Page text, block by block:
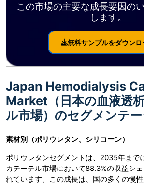
この市場の主要な成長要因の
します。
無料サンプルをダウンロ
Japan Hemodialysis
Market（日本の血液透
ル市場）のセグメンテ
素材別（ポリウレタン、シリコーン）
ポリウレタンセグメントは、2035年まで
カテーテル市場において88.3%の収益シ
れています。この成長は、国の多くの慢